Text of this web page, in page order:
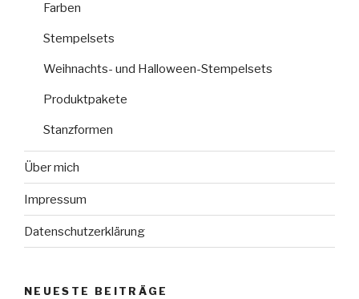
Farben
Stempelsets
Weihnachts- und Halloween-Stempelsets
Produktpakete
Stanzformen
Über mich
Impressum
Datenschutzerklärung
NEUESTE BEITRÄGE